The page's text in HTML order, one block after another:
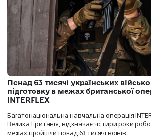
Понад 63 тисячі українських
підготовку в межах британської
INTERFLEX
Багатонаціональна навчальна операція
Велика Британія, відзначає чотири роки
межах пройшли понад 63 тисячі воїнів.